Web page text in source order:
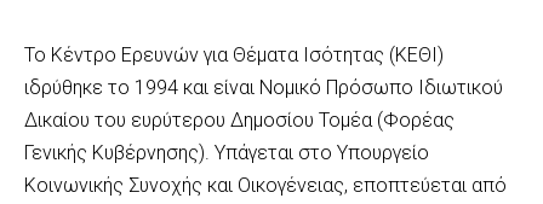
Το Κέντρο Ερευνών για Θέματα Ισότητας (ΚΕΘΙ)
ιδρύθηκε το 1994 και είναι Νομικό Πρόσωπο Ιδιωτικού
Δικαίου του ευρύτερου Δημοσίου Τομέα (Φορέας
Γενικής Κυβέρνησης). Υπάγεται στο Υπουργείο
Κοινωνικής Συνοχής και Οικογένειας, εποπτεύεται από